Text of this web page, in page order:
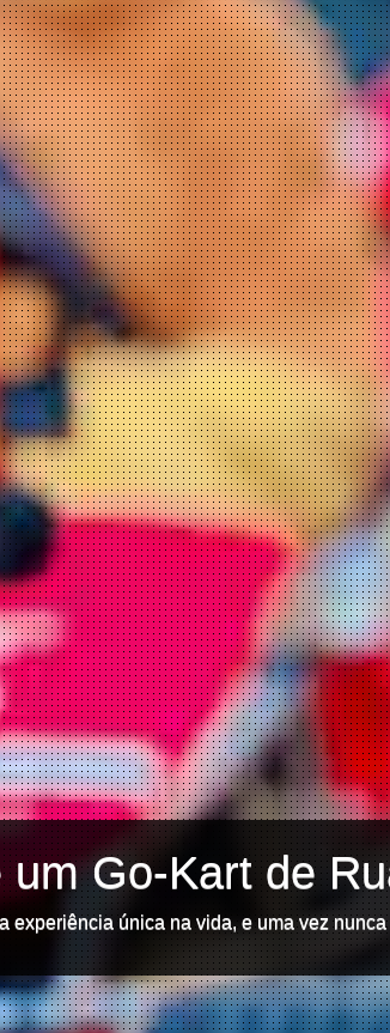
Go-Kart de
experiência única na vida, e uma vez